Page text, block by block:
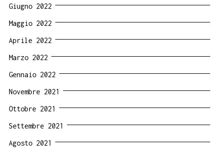
Giugno 2022
Maggio 2022
Aprile 2022
Marzo 2022
Gennaio 2022
Novembre 2021
Ottobre 2021
Settembre 2021
Agosto 2021